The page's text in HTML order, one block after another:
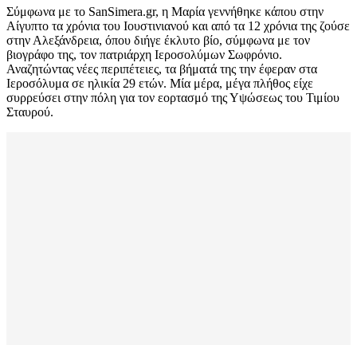
Σύμφωνα με το SanSimera.gr, η Μαρία γεννήθηκε κάπου στην
Αίγυπτο τα χρόνια του Ιουστινιανού και από τα 12 χρόνια της ζούσε
στην Αλεξάνδρεια, όπου διήγε έκλυτο βίο, σύμφωνα με τον
βιογράφο της, τον πατριάρχη Ιεροσολύμων Σωφρόνιο.
Αναζητώντας νέες περιπέτειες, τα βήματά της την έφεραν στα
Ιεροσόλυμα σε ηλικία 29 ετών. Μία μέρα, μέγα πλήθος είχε
συρρεύσει στην πόλη για τον εορτασμό της Υψώσεως του Τιμίου
Σταυρού.